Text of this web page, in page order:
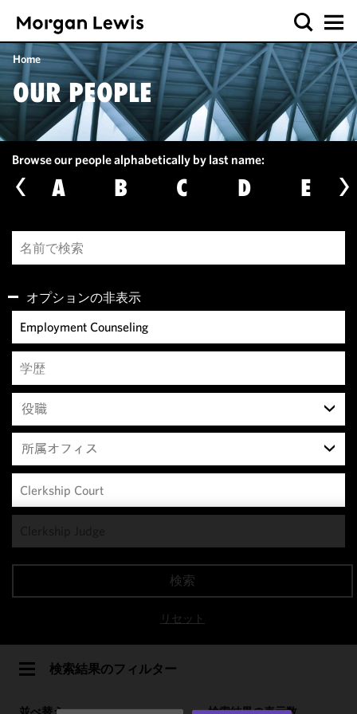
Home
OUR PEOPLE
Browse our people alphabetically by last name:
A B C D E
オプションの非表示
リセット
検索
役職
所属オフィス
検索結果のフィルター
cookies to
functionality
of this site
in